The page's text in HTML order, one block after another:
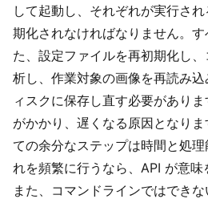
して起動し、それぞれが実行さ
期化されなければなりません。
た、設定ファイルを再初期化し
析し、作業対象の画像を再読み
ィスクに保存し直す必要があり
がかかり、遅くなる原因となり
ての余分なステップは時間と処
れを頻繁に行うなら、API が意
また、コマンドラインではでき